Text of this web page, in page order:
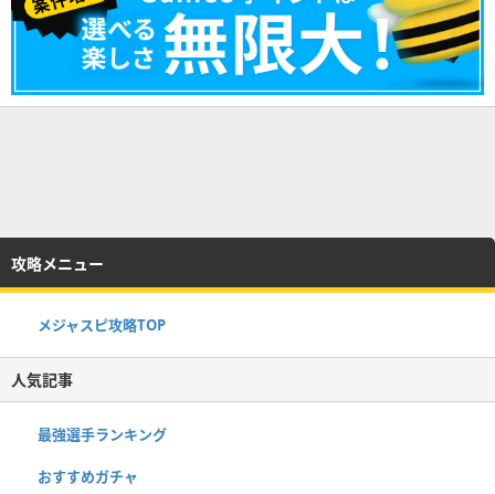
攻略メニュー
メジャスピ攻略TOP
人気記事
最強選手ランキング
おすすめガチャ